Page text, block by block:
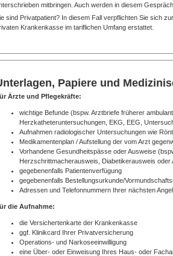
mitbringen. Auch werden in diesem
sind Privatpatient? In diesem Fall verpflichten Sie sich
Krankenkasse im tariflichen Umfang erstattet.
Papiere und
Ärzte und Pflegekräfte:
wichtige Befunde (bspw. Arztbriefe früherer
Herzkatheteruntersuchungen, EKG, EEG,
Aufnahmen radiologischer Untersuchungen wie
Medikamentenplan / Aufstellung der vom Arzt
Vorhandene Gesundheitspässe oder Ausweise
Herzschrittmacherausweis, Diabetikerausweis oder
gegebenenfalls Patientenverfügung
gegebenenfalls Bestellungsurkunde/
Adressen und Telefonnummern Ihrer nächsten
die Aufnahme:
die Versichertenkarte der Krankenkasse
ggf. Klinikcard Ihrer Privatversicherung
Operations- und Narkoseeinwilligung
eine Über- oder Einweisung Ihres Haus- oder